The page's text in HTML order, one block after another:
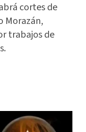
cortes de
Morazán,
trabajos de